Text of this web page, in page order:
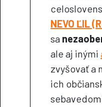
NEVO ĽIL
sa
ale aj inými
zvyšovať a
ich